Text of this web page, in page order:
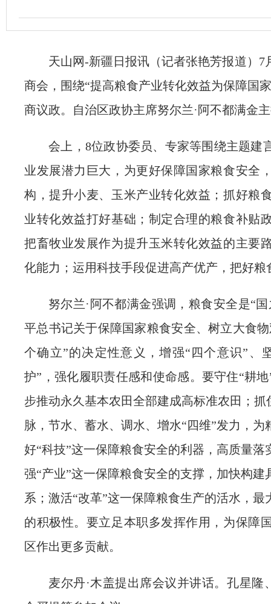
天山网-新疆日报讯（记者张艳芳报道）7
商会，围绕“提高粮食产业转化效益为保障国
商议政。自治区政协主席努尔兰·阿不都满金
会上，8位政协委员、专家等围绕主题建
业发展潜力巨大，为更好保障国家粮食安全
构，提升小麦、玉米产业转化效益；抓好粮
业转化效益打好基础；制定合理的粮食补贴
把畜牧业发展作为提升玉米转化效益的主要
化能力；运用科技手段促进高产优产，把好
努尔兰·阿不都满金强调，粮食安全是“
平总书记关于保障国家粮食安全、树立大食
个确立”的决定性意义，增强“四个意识”、
护”，强化履职责任感和使命感。要守住“耕
步推动永久基本农田全部建成高标准农田；
脉，节水、蓄水、调水、增水“四维”发力，
好“科技”这一保障粮食安全的利器，高质量落
强“产业”这一保障粮食安全的支撑，加快构
系；激活“改革”这一保障粮食生产的活水，
的积极性。要立足本职多发挥作用，为保障
区作出更多贡献。
麦尔丹·木盖提出席会议并讲话。孔星隆